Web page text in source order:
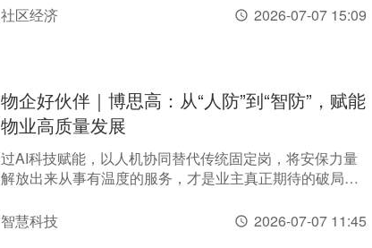
社区经济 2026-07-07 15:09
物企好伙伴｜博思高：从“人防”到“智防”，赋能
物业高质量发展
过AI科技赋能，以人机协同替代传统固定岗，将安保力量
解放出来从事有温度的服务，才是业主真正期待的破局之
智慧科技
2026-07-07 11:45